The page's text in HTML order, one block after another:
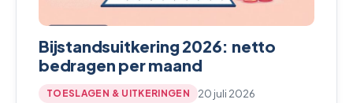
Bijstandsuitkering 2026: netto
bedragen per maand
TOESLAGEN & UITKERINGEN
20 juli 2026